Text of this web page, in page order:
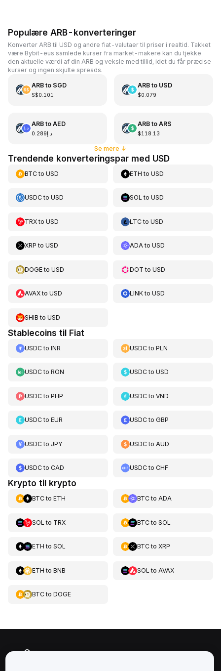
Populære ARB-konverteringer
Konverter ARB til USD og andre fiat-valutaer til priser i realtid. Takket
være Bybit-eus samlede kurser fra market-makere kan du tjekke
den aktuelle værdi af din ARB og veksle med tillid, idet du får præcise
kurser og ingen skjulte spreads.
ARBto SGD
S$0.101
ARBto USD
$0.079
ARBto AED
د.إ0.289
ARBto ARS
$118.13
Se mere ↓
Trendende konverteringspar med USD
BTCto USD ETH toUSD
USDCto USD SOL toUSD
TRXto USD LTCtoUSD
XRP to USD ADAtoUSD
DOGEto USD DOT toUSD
AVAXto USD LINKtoUSD
SHIB to USD
Stablecoins til Fiat
USDCto INR USDCtoPLN
USDCto RON USDCtoUSD
USDCto PHP USDCtoVND
USDCto EUR USDCtoGBP
USDCto JPY USDCto AUD
USDCto CAD USDCtoCHF
Krypto til krypto
BTCto ETH BTCto ADA
SOL to TRX BTCto SOL
ETH to SOL BTCto XRP
ETH to BNB SOL to AVAX
BTCto DOGE
Om